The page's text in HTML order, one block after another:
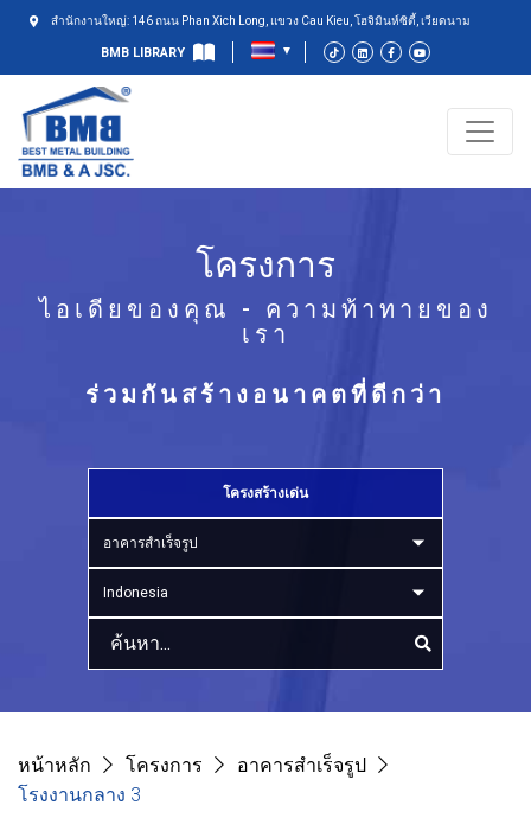
สำนักงานใหญ่: 146 ถนน Phan Xich Long, แขวง Cau Kieu, โฮจิมินห์ซิตี้, เวียดนาม
BMB LIBRARY
โครงการ
ไอเดียของคุณ - ความท้าทายของ
เรา
ร่วมกันสร้างอนาคตที่ดีกว่า
โครงสร้างเด่น
อาคารสำเร็จรูป
Indonesia
หน้าหลัก โครงการ
อาคารสำเร็จรูป
โรงงานกลาง 3